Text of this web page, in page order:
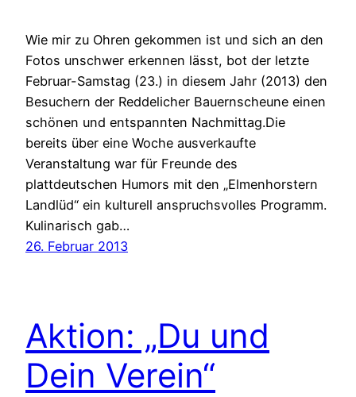
Wie mir zu Ohren gekommen ist und sich an den
Fotos unschwer erkennen lässt, bot der letzte
Februar-Samstag (23.) in diesem Jahr (2013) den
Besuchern der Reddelicher Bauernscheune einen
schönen und entspannten Nachmittag.Die
bereits über eine Woche ausverkaufte
Veranstaltung war für Freunde des
plattdeutschen Humors mit den „Elmenhorstern
Landlüd“ ein kulturell anspruchsvolles Programm.
Kulinarisch gab…
26. Februar 2013
Aktion: „Du und
Dein Verein“